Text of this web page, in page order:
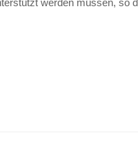
werden müssen, so